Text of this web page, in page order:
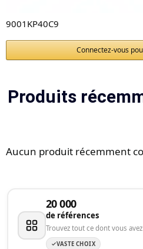
9001KP40C9
Connectez-vous
Produits
Aucun produit récemment
20 000
de références
Trouvez tout ce dont vous
VASTE CHOIX